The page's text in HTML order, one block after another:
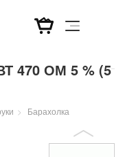
470 ОМ 5 % (5
Барахолка